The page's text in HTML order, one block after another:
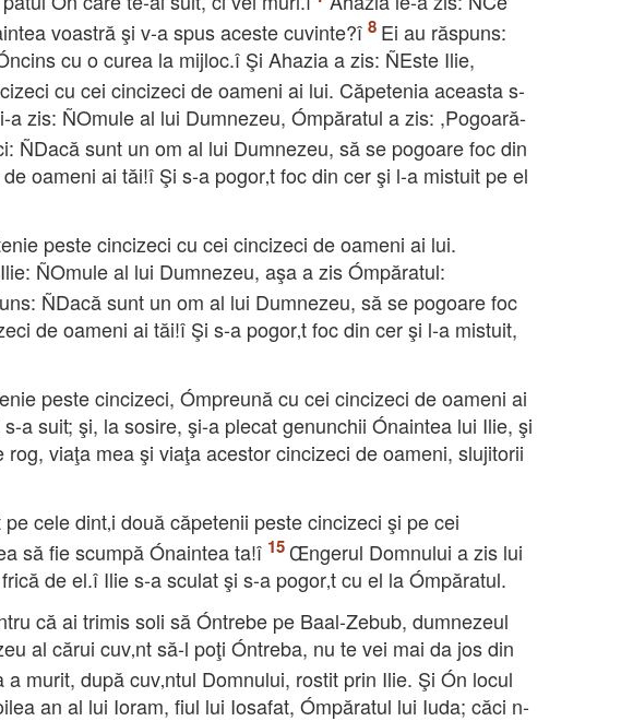
voastră şi v-a spus aceste cuvinte?î
Ei au răspuns:
cu o curea la mijloc.î Şi Ahazia a zis: ÑEste Ilie,
cu cei cincizeci de oameni ai lui. Căpetenia aceasta s-
zis: ÑOmule al lui Dumnezeu, Ómpăratul a zis: ,Pogoară-
ÑDacă sunt un om al lui Dumnezeu, să se pogoare foc din
oameni ai tăi!î Şi s-a pogor‚t foc din cer şi l-a mistuit pe el
peste cincizeci cu cei cincizeci de oameni ai lui.
ÑOmule al lui Dumnezeu, aşa a zis Ómpăratul:
ÑDacă sunt un om al lui Dumnezeu, să se pogoare foc
de oameni ai tăi!î Şi s-a pogor‚t foc din cer şi l-a mistuit,
peste cincizeci, Ómpreună cu cei cincizeci de oameni ai
a suit; şi, la sosire, şi-a plecat genunchii Ónaintea lui Ilie, şi
viaţa mea şi viaţa acestor cincizeci de oameni, slujitorii
cele dint‚i două căpetenii peste cincizeci şi pe cei
să fie scumpă Ónaintea ta!î
Œngerul Domnului a zis lui
de el.î Ilie s-a sculat şi s-a pogor‚t cu el la Ómpăratul.
că ai trimis soli să Óntrebe pe Baal-Zebub, dumnezeul
al cărui cuv‚nt să-l poţi Óntreba, nu te vei mai da jos din
a murit, după cuv‚ntul Domnului, rostit prin Ilie. Şi Ón locul
an al lui Ioram, fiul lui Iosafat, Ómpăratul lui Iuda; căci n-